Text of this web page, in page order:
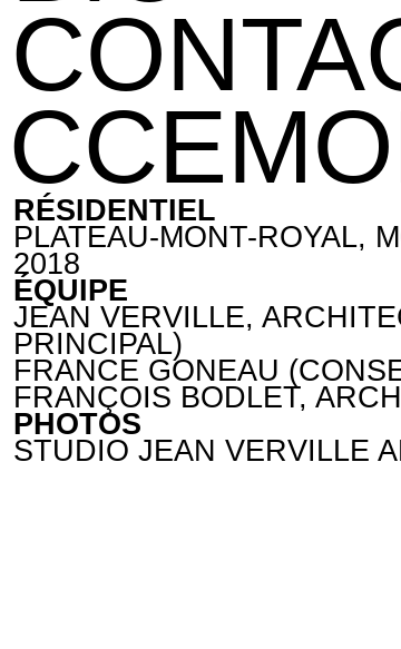
RÉSIDENTIEL
PLATEAU-MONT-ROYAL,
2018
ÉQUIPE
JEAN VERVILLE,
PRINCIPAL)
FRANCE GONEAU
FRANÇOIS BODLET,
PHOTOS
STUDIO JEAN VERVILLE